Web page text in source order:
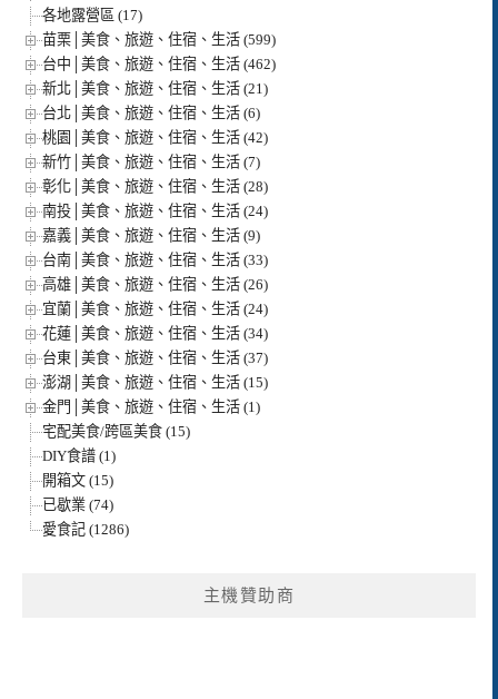
各地露營區 (17)
苗栗│美食、旅遊、住宿、生活 (599)
台中│美食、旅遊、住宿、生活 (462)
新北│美食、旅遊、住宿、生活 (21)
台北│美食、旅遊、住宿、生活 (6)
桃園│美食、旅遊、住宿、生活 (42)
新竹│美食、旅遊、住宿、生活 (7)
彰化│美食、旅遊、住宿、生活 (28)
南投│美食、旅遊、住宿、生活 (24)
嘉義│美食、旅遊、住宿、生活 (9)
台南│美食、旅遊、住宿、生活 (33)
高雄│美食、旅遊、住宿、生活 (26)
宜蘭│美食、旅遊、住宿、生活 (24)
花蓮│美食、旅遊、住宿、生活 (34)
台東│美食、旅遊、住宿、生活 (37)
澎湖│美食、旅遊、住宿、生活 (15)
金門│美食、旅遊、住宿、生活 (1)
宅配美食/跨區美食 (15)
DIY食譜 (1)
開箱文 (15)
已歇業 (74)
愛食記 (1286)
主機贊助商